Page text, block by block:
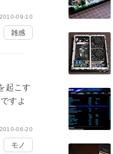
2010-09-10
雑感
起こす
すよ
2010-06-20
モノ